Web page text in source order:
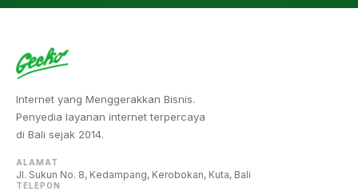
Internet yang Menggerakkan Bisnis.
Penyedia layanan internet terpercaya
di Bali sejak 2014.
ALAMAT
Jl. Sukun No. 8, Kedampang, Kerobokan, Kuta, Bali
TELEPON